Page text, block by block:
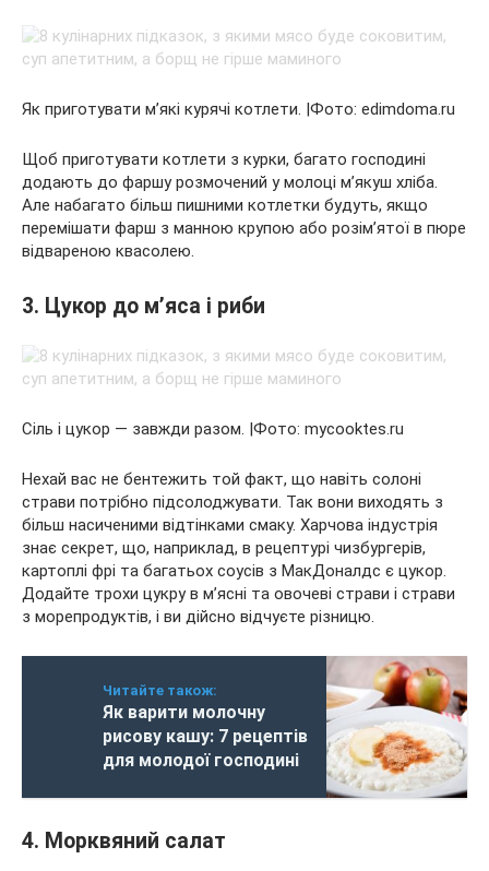
Як приготувати м’які курячі котлети. |Фото: edimdoma.ru
Щоб приготувати котлети з курки, багато господині
додають до фаршу розмочений у молоці м’якуш хліба.
Але набагато більш пишними котлетки будуть, якщо
перемішати фарш з манною крупою або розім’ятої в пюре
відвареною квасолею.
3. Цукор до м’яса і риби
Сіль і цукор — завжди разом. |Фото: mycooktes.ru
Нехай вас не бентежить той факт, що навіть солоні
страви потрібно підсолоджувати. Так вони виходять з
більш насиченими відтінками смаку. Харчова індустрія
знає секрет, що, наприклад, в рецептурі чизбургерів,
картоплі фрі та багатьох соусів з МакДоналдс є цукор.
Додайте трохи цукру в м’ясні та овочеві страви і страви
з морепродуктів, і ви дійсно відчуєте різницю.
Читайте також:
Як варити молочну
рисову кашу: 7 рецептів
для молодої господині
4. Морквяний салат